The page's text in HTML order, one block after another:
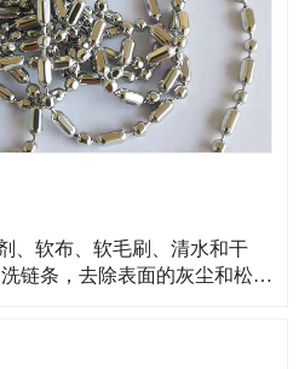
、软布、软毛刷、清水和干
链条，去除表面的灰尘和松散
固污渍，可用牙刷蘸取中性清